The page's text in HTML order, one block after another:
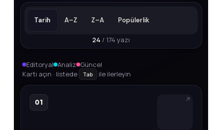
Tarih A–Z Z–A Popülerlik
24 / 174 yazı
Editoryal Analiz Güncel
Kartı açın · listede
Tab ile ilerleyin
01